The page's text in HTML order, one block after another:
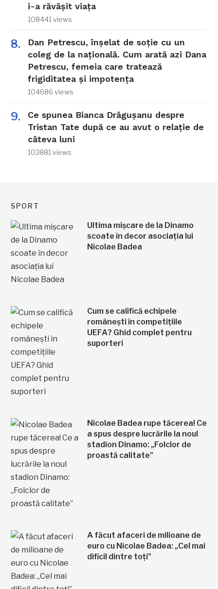
i-a răvășit viața
108441 views
Dan Petrescu, înșelat de soție cu un
coleg de la națională. Cum arată azi Dana
Petrescu, femeia care tratează
frigiditatea și impotența
104686 views
Ce spunea Bianca Drăgușanu despre
Tristan Tate după ce au avut o relație de
câteva luni
103881 views
SPORT
Ultima mișcare de la Dinamo
scoate în decor asociația lui
Nicolae Badea
Cum se califică echipele
românești în competițiile
UEFA? Ghid complet pentru
suporteri
Nicolae Badea rupe tăcerea! Ce
a spus despre lucrările la noul
stadion Dinamo: „Folclor de
proastă calitate”
A făcut afaceri de milioane de
euro cu Nicolae Badea: „Cel mai
dificil dintre toți”